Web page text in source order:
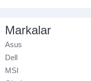
Markalar
Asus
Dell
MSI